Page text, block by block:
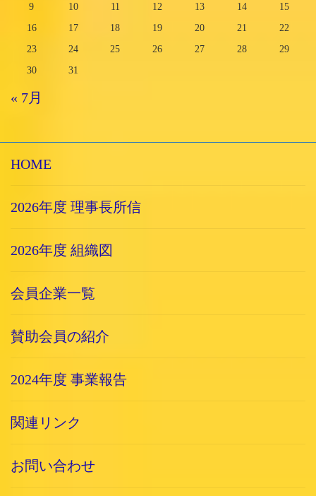
9
10 11 12 13 14
15
16
17 18 19 20 21
22
23
24 25 26 27 28
29
30
31
« 7月
HOME
2026年度 理事長所信
2026年度 組織図
会員企業一覧
賛助会員の紹介
2024年度 事業報告
関連リンク
お問い合わせ